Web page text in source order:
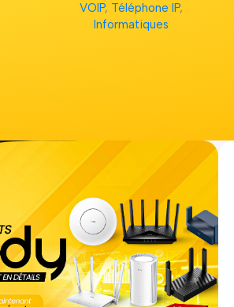
VOIP, Téléphone IP,
Informatiques